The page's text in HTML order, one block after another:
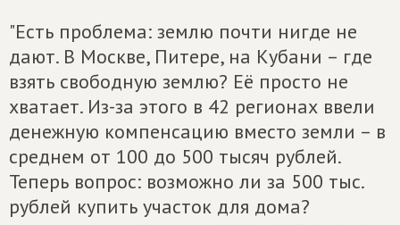
"Есть проблема: землю почти нигде не
дают. В Москве, Питере, на Кубани – где
взять свободную землю? Её просто не
хватает. Из-за этого в 42 регионах ввели
денежную компенсацию вместо земли – в
среднем от 100 до 500 тысяч рублей.
Теперь вопрос: возможно ли за 500 тыс.
рублей купить участок для дома?